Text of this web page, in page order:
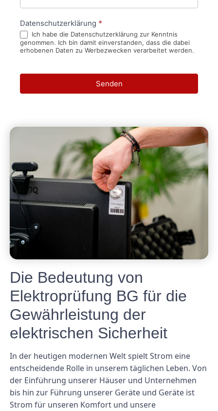
Datenschutzerklärung *
Ich habe die Datenschutzerklärung zur Kenntnis
genommen. Ich bin damit einverstanden, dass die dabei
erhobenen Daten zu Werbezwecken verarbeitet werden.
Senden
Die Bedeutung von
Elektroprüfung BG für die
Gewährleistung der
elektrischen Sicherheit
In der heutigen modernen Welt spielt Strom eine
entscheidende Rolle in unserem täglichen Leben. Von
der Einführung unserer Häuser und Unternehmen
bis hin zur Führung unserer Geräte und Geräte ist
Strom für unseren Komfort und unsere